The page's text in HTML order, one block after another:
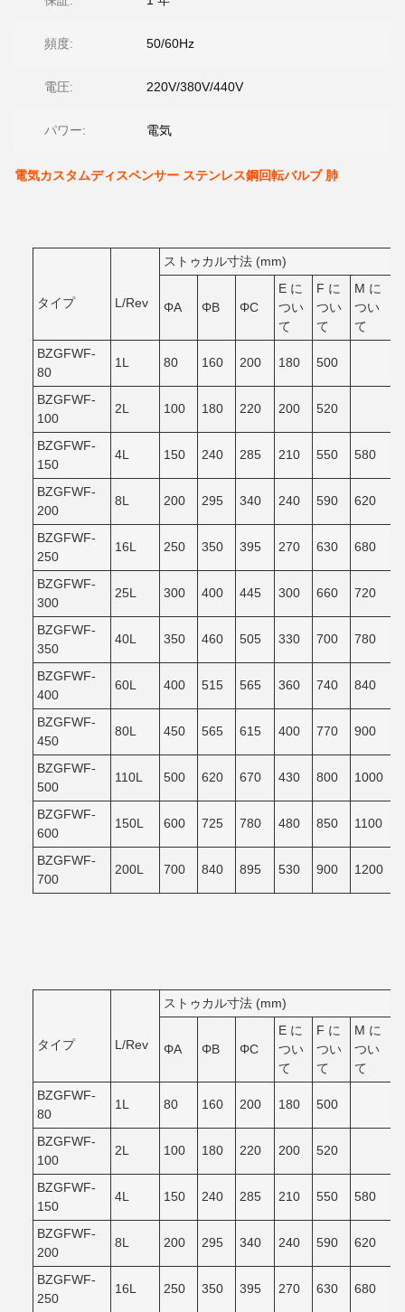
頻度: 50/60Hz
電圧: 220V/380V/440V
パワー: 電気
電気カスタムディスペンサー ステンレス鋼回転バルブ 肺
タイプ L/Rev
ストゥカル寸法 (mm)
ΦA ΦB ΦC
E に
つい
て
F に
つい
て
M に
つい
て
BZGFWF-
80
1L 80 160 200 180 500
BZGFWF-
100
2L 100 180 220 200 520
BZGFWF-
150
4L 150 240 285 210 550 580
BZGFWF-
200
8L 200 295 340 240 590 620
BZGFWF-
250
16L 250 350 395 270 630 680
BZGFWF-
300
25L 300 400 445 300 660 720
BZGFWF-
350
40L 350 460 505 330 700 780
BZGFWF-
400
60L 400 515 565 360 740 840
BZGFWF-
450
80L 450 565 615 400 770 900
BZGFWF-
500
110L 500 620 670 430 800 1000
BZGFWF-
600
150L 600 725 780 480 850 1100
BZGFWF-
700
200L 700 840 895 530 900 1200
タイプ L/Rev
ストゥカル寸法 (mm)
ΦA ΦB ΦC
E に
つい
て
F に
つい
て
M に
つい
て
BZGFWF-
80
1L 80 160 200 180 500
BZGFWF-
100
2L 100 180 220 200 520
BZGFWF-
150
4L 150 240 285 210 550 580
BZGFWF-
200
8L 200 295 340 240 590 620
BZGFWF-
250
16L 250 350 395 270 630 680